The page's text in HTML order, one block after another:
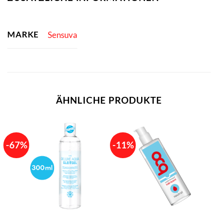
MARKE Sensuva
ÄHNLICHE PRODUKTE
-67% -11%